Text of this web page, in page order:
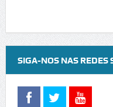
SIGA-NOS NAS REDES